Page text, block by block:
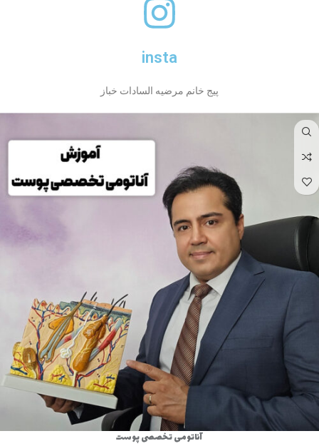
insta
پیج خانم مرضیه السادات خباز
آناتومی تخصصی پوست